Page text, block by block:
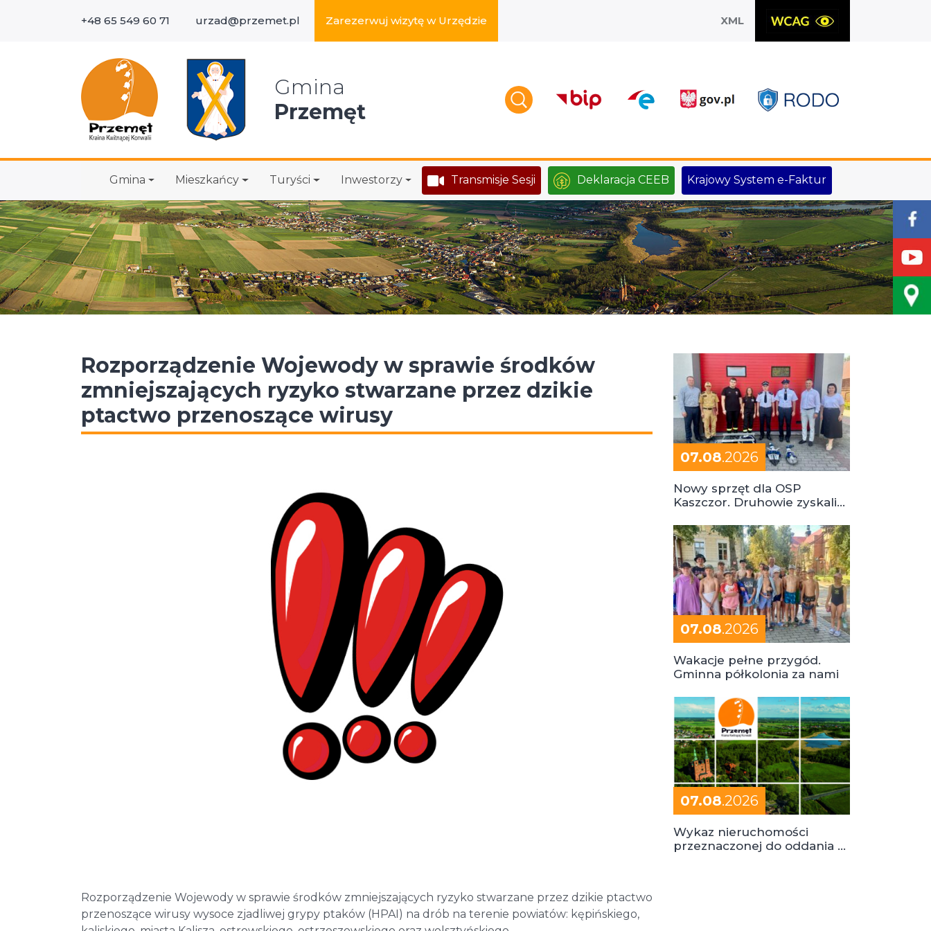
+48 65 549 60 71 urzad@przemet.pl Zarezerwuj wizytę w Urzędzie XML
Gmina
Przemęt
Gmina Mieszkańcy Turyści Inwestorzy Transmisje Sesji Deklaracja CEEB Krajowy System e-Faktur
Rozporządzenie Wojewody w sprawie środków
zmniejszających ryzyko stwarzane przez dzikie
ptactwo przenoszące wirusy
Rozporządzenie Wojewody w sprawie środków zmniejszających ryzyko stwarzane przez dzikie ptactwo
przenoszące wirusy wysoce zjadliwej grypy ptaków (HPAI) na drób na terenie powiatów: kępińskiego,
07.08.2026
Nowy sprzęt dla OSP
Kaszczor. Druhowie zyskali
07.08.2026
Wakacje pełne przygód.
Gminna półkolonia za nami
07.08.2026
Wykaz nieruchomości
przeznaczonej do oddania w
Wyszukaj w serwisie